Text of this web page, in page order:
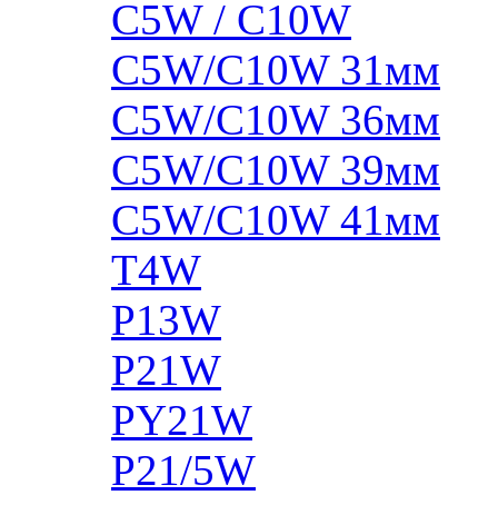
C5W / C10W
C5W/C10W 31мм
C5W/C10W 36мм
C5W/C10W 39мм
C5W/C10W 41мм
T4W
P13W
P21W
PY21W
P21/5W